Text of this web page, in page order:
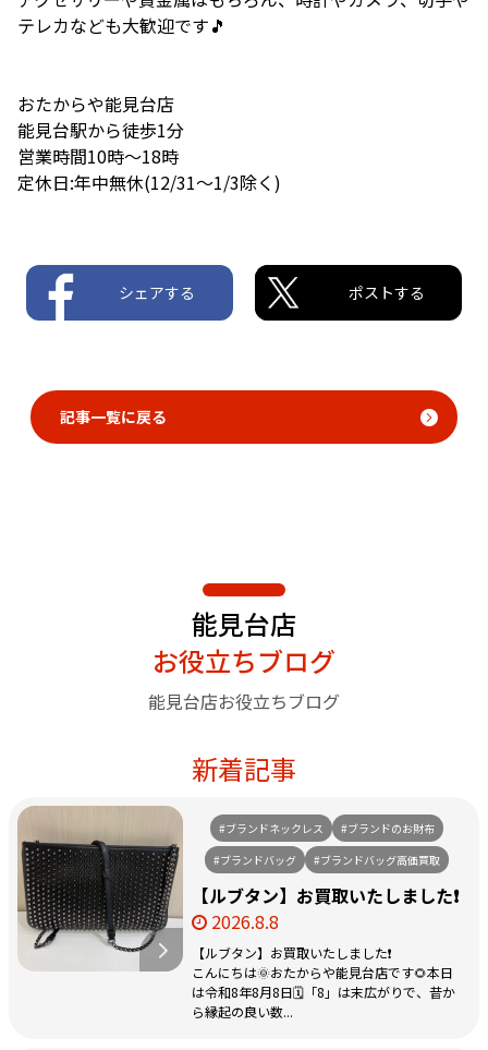
テレカなども大歓迎です🎵
おたからや能見台店
能見台駅から徒歩1分
営業時間10時〜18時
定休日:年中無休(12/31〜1/3除く)
シェアする ポストする
記事一覧に戻る
能見台店
お役立ちブログ
能見台店お役立ちブログ
新着記事
#ブランドネックレス
#ブランドのお財布
#ブランドバッグ
#ブランドバッグ高価買取
【ルブタン】お買取いたしました❗️
2026.8.8
【ルブタン】お買取いたしました❗️
こんにちは🌞おたからや能見台店です🌻本日
は令和8年8月8日🗓️「8」は末広がりで、昔か
ら縁起の良い数...